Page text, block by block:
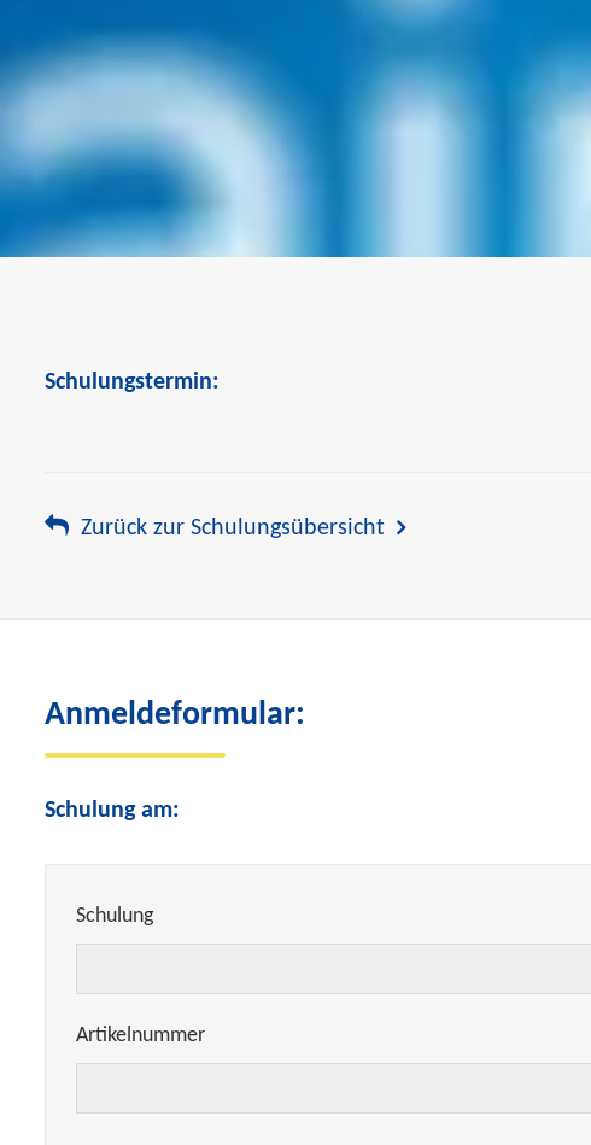
Schulungstermin:
Zurück zur Schulungsübersicht
Anmeldeformular:
Schulung am:
Schulung
Artikelnummer